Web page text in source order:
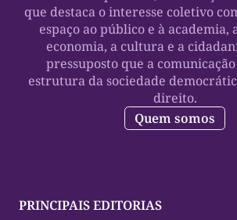
que destaca o interesse coletivo
espaço ao público e à academia,
economia, a cultura e a
pressuposto que a
estrutura da sociedade
direito.
Quem somos
PRINCIPAIS EDITORIAS